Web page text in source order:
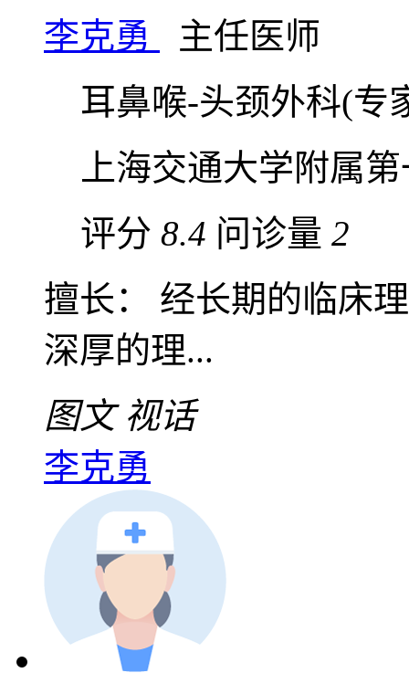
李克勇
主任医师
耳鼻喉-头颈外科(专
上海交通大学附属
评分 8.4 问诊量 2
擅长： 经长期的临床
深厚的理...
图文 视话
李克勇